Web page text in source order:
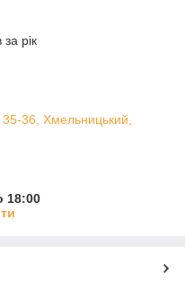
рік
36, Хмельницький,
18:00